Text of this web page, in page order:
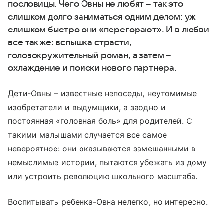
пословицы. Чего Овны не любят – так это
слишком долго заниматься одним делом: уж
слишком быстро они «перегорают». И в любви
все так же: вспышка страсти,
головокружительный роман, а затем –
охлаждение и поиски нового партнера.
Дети-Овны – известные непоседы, неутомимые
изобретатели и выдумщики, а заодно и
постоянная «головная боль» для родителей. С
такими малышами случается все самое
невероятное: они оказываются замешанными в
немыслимые истории, пытаются убежать из дому
или устроить революцию школьного масштаба.
Воспитывать ребенка-Овна нелегко, но интересно.